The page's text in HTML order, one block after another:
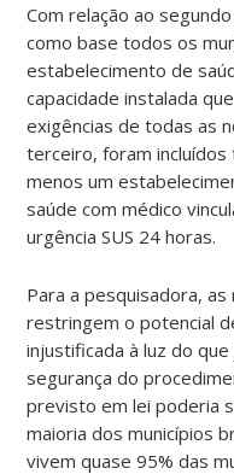
Com relação ao
como base todos os
estabelecimento de
capacidade instalada
exigências de todas as
terceiro, foram incluídos
menos um
saúde com médico
urgência SUS 24 horas.
Para a pesquisadora,
restringem o potencial
injustificada à luz do
segurança do
previsto em lei poderia
maioria dos municípios
vivem quase 95% das